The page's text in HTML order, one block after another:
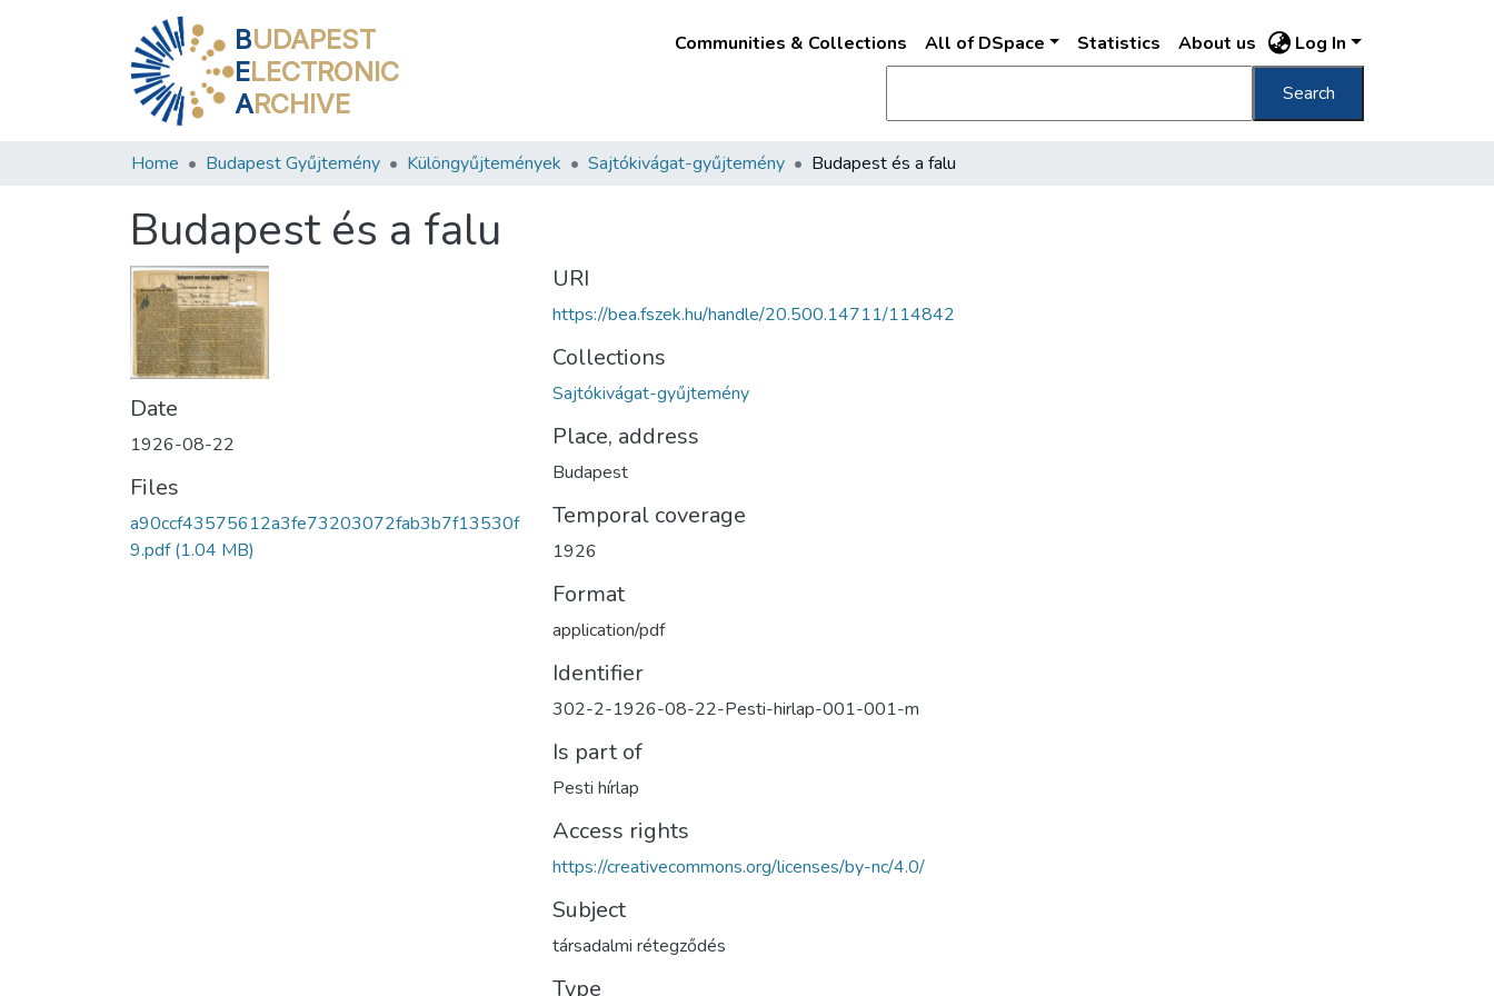
BUDAPEST
ELECTRONIC
ARCHIVE
Communities & Collections All of DSpace Statistics About us Log In
Search
Home Budapest Gyűjtemény Különgyűjtemények Sajtókivágat-gyűjtemény Budapest és a falu
Budapest és a falu
Date
1926-08-22
Files
a90ccf43575612a3fe73203072fab3b7f13530f
9.pdf(1.04 MB)
URI
https://bea.fszek.hu/handle/20.500.14711/114842
Collections
Sajtókivágat-gyűjtemény
Place, address
Budapest
Temporal coverage
1926
Format
application/pdf
Identifier
302-2-1926-08-22-Pesti-hirlap-001-001-m
Is part of
Pesti hírlap
Access rights
https://creativecommons.org/licenses/by-nc/4.0/
Subject
társadalmi rétegződés
Type